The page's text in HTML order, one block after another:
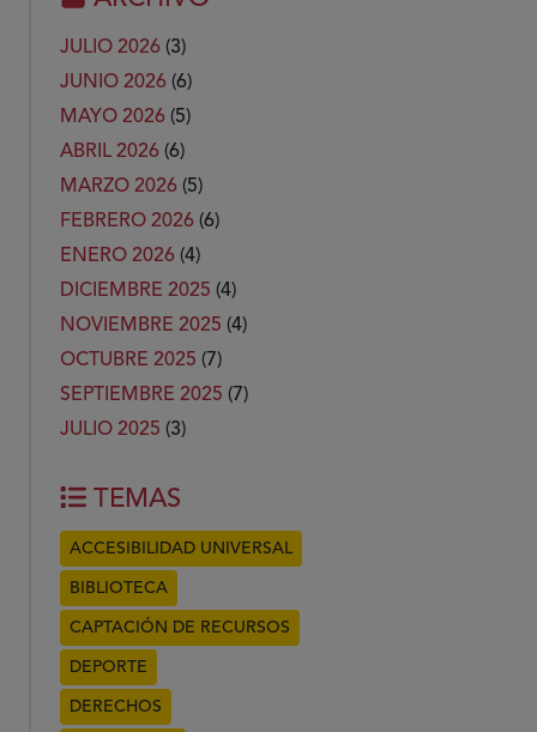
JULIO 2026 (3)
JUNIO 2026 (6)
MAYO 2026 (5)
ABRIL 2026 (6)
MARZO 2026 (5)
FEBRERO 2026 (6)
ENERO 2026 (4)
DICIEMBRE 2025 (4)
NOVIEMBRE 2025 (4)
OCTUBRE 2025 (7)
SEPTIEMBRE 2025 (7)
JULIO 2025 (3)
TEMAS
ACCESIBILIDAD UNIVERSAL
BIBLIOTECA
CAPTACIÓN DE RECURSOS
DEPORTE
DERECHOS